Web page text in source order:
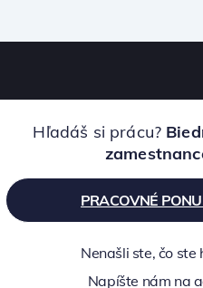
Hľadáš si prácu?
PRACOVNÉ
Nenašli ste, čo ste
Napíšte nám na